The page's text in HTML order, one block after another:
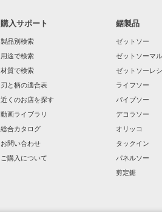
購入サポート
製品別検索
用途で検索
材質で検索
刃と柄の適合表
近くのお店を探す
動画ライブラリ
総合カタログ
お問い合わせ
ご購入について
鋸製品
ゼットソー
ゼットソーマ
ゼットソーレ
ライフソー
パイプソー
デコラソー
オリッコ
タックイン
パネルソー
剪定鋸